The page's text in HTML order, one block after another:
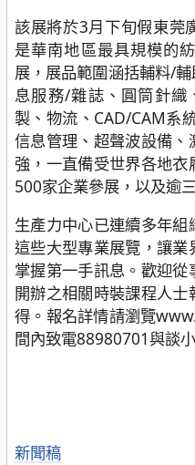
該展將於3月下旬假東莞
是華南地區最具規模的
展，展品範圍涵括輔料/
息服務/雜誌、圓筒針
製、物流、CAD/CAM系
信息管理、超聲波設備
強，一直備受世界各地
500家企業參展，以及逾
生產力中心已連續多年
這些大型專業展覽，讓業
掌握第一手訊息。歡迎
開辦之相關時裝課程人
得。報名詳情請瀏覽
間內致電88980701與談
分
新聞稿